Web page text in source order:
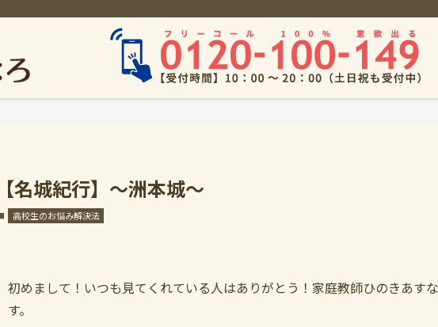
【名城紀行】～洲本城～
高校生のお悩み解決法
初めまして！いつも見てくれている人はありがとう！家庭教師ひのきあす
す。